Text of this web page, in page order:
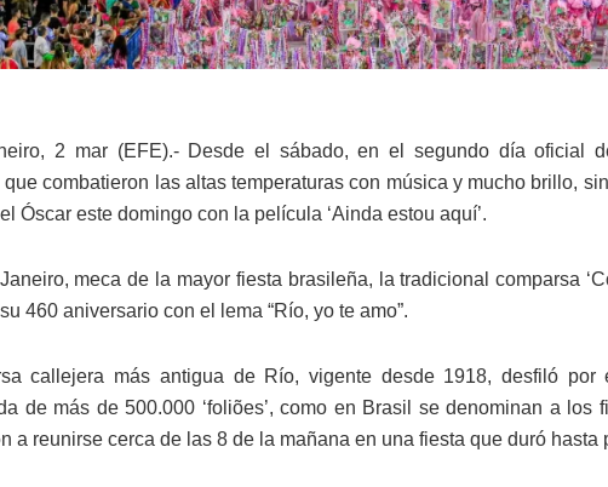
2 mar (EFE).- Desde el sábado, en el segundo día oficial
que combatieron las altas temperaturas con música y mucho brillo,
Óscar este domingo con la película ‘Ainda estou aquí’.
meca de la mayor fiesta brasileña, la tradicional comparsa
460 aniversario con el lema “Río, yo te amo”.
callejera más antigua de Río, vigente desde 1918, desfiló
de más de 500.000 ‘foliões’, como en Brasil se denominan a
a reunirse cerca de las 8 de la mañana en una fiesta que duró hasta